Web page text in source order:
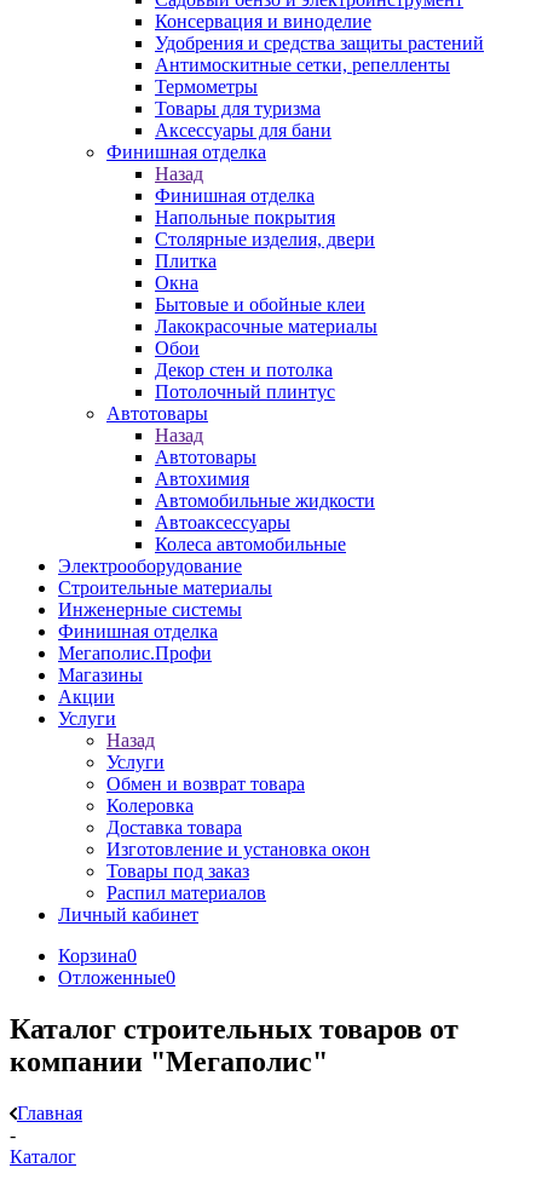
Консервация и виноделие
Удобрения и средства защиты растений
Антимоскитные сетки, репелленты
Термометры
Товары для туризма
Аксессуары для бани
Финишная отделка
Назад
Финишная отделка
Напольные покрытия
Столярные изделия, двери
Плитка
Окна
Бытовые и обойные клеи
Лакокрасочные материалы
Обои
Декор стен и потолка
Потолочный плинтус
Автотовары
Назад
Автотовары
Автохимия
Автомобильные жидкости
Автоаксессуары
Колеса автомобильные
Электрооборудование
Строительные материалы
Инженерные системы
Финишная отделка
Мегаполис.Профи
Магазины
Акции
Услуги
Назад
Услуги
Обмен и возврат товара
Колеровка
Доставка товара
Изготовление и установка окон
Товары под заказ
Распил материалов
Личный кабинет
Корзина0
Отложенные0
Каталог строительных товаров от
компании "Мегаполис"
Главная
-
Каталог